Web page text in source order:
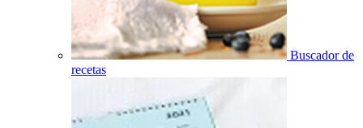
Buscador de
recetas